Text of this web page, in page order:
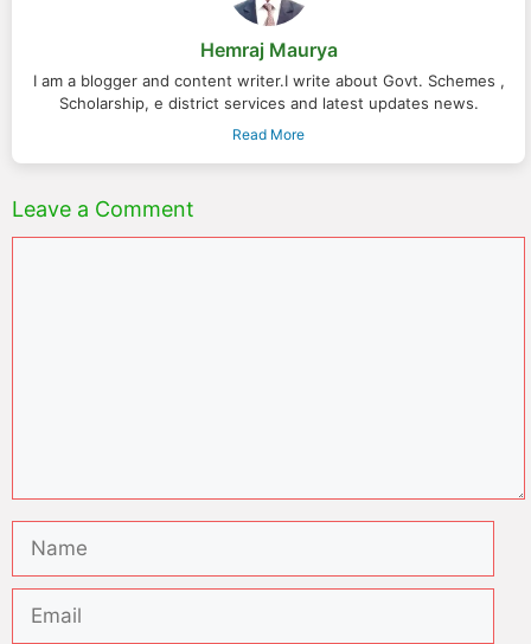
Hemraj Maurya
I am a blogger and content writer.I write about Govt. Schemes ,
Scholarship, e district services and latest updates news.
Read More
Leave a Comment